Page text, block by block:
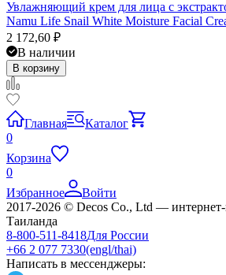
Увлажняющий крем для лица с
Namu Life Snail White Moisture Facial
2 172,60 ₽
В наличии
В корзину
Главная
Каталог
0
Корзина
0
Избранное
Войти
2017-2026 © Decos Co., Ltd — интернет-
Таиланда
8-800-511-8418Для России
+66 2 077 7330(engl/thai)
Написать в мессенджеры: